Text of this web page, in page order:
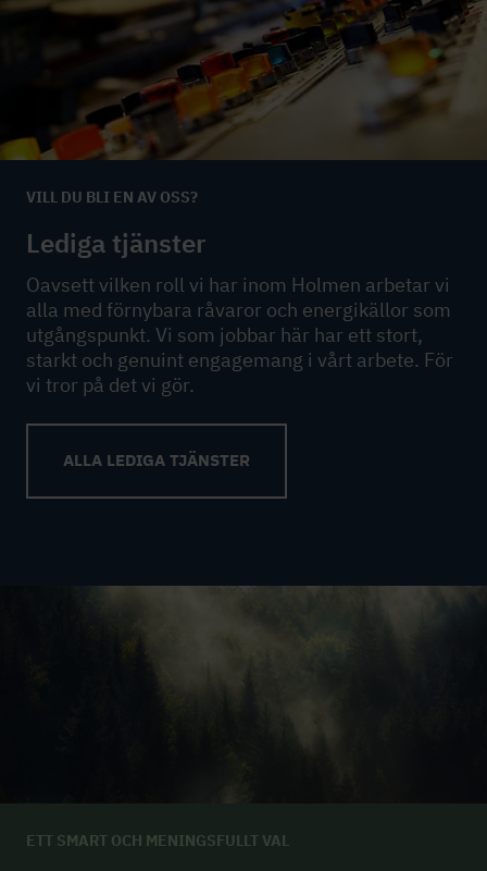
VILL DU BLI EN AV OSS?
Lediga tjänster
Oavsett vilken roll vi har inom Holmen arbetar vi
alla med förnybara råvaror och energikällor som
utgångspunkt. Vi som jobbar här har ett stort,
starkt och genuint engagemang i vårt arbete. För
vi tror på det vi gör.
ALLA LEDIGA TJÄNSTER
ETT SMART OCH MENINGSFULLT VAL